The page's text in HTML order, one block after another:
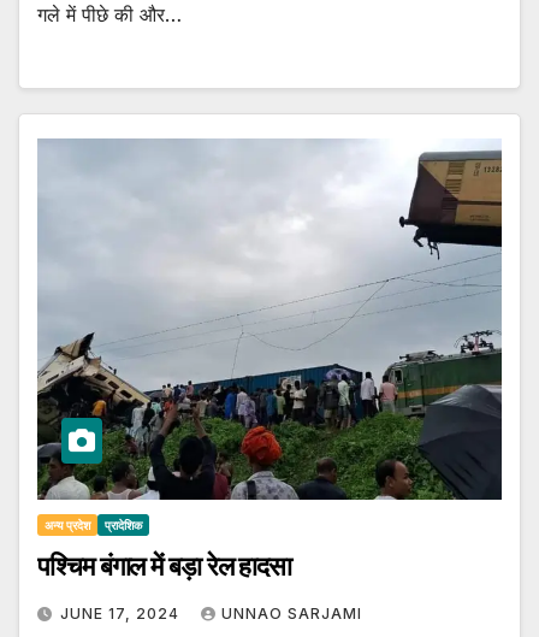
गले में पीछे की और…
अन्य प्रदेश प्रादेशिक
पश्चिम बंगाल में बड़ा रेल हादसा
JUNE 17, 2024 UNNAO SARJAMI